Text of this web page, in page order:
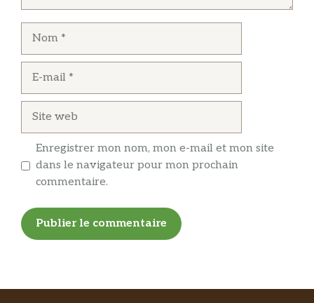
Enregistrer mon nom, mon e-mail et mon site
dans le navigateur pour mon prochain
commentaire.